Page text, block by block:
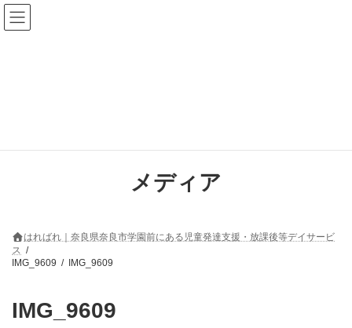
コ
ン
テ
ナ
ビ
ゲ
メディア
はればれ｜奈良県奈良市学園前にある児童発達支援・放課後等デイサービ
ス
IMG_9609
IMG_9609
IMG_9609